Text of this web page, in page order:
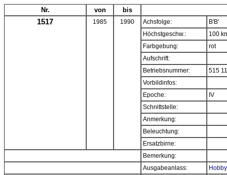
Nr. von bis
1517 1985 1990 Achsfolge:
B'B'
Höchstgeschw.:
100
Farbgebung:
rot
Aufschrift:
Betriebsnummer:
515
Vorbildinfos:
Epoche:
IV
Schnittstelle:
Anmerkung:
Beleuchtung:
Ersatzbirne:
Bemerkung:
Ausgabeanlass: